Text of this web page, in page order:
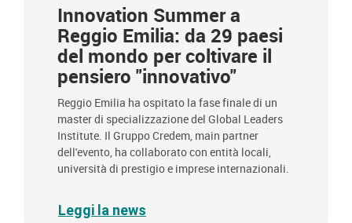
Innovation Summer a
Reggio Emilia: da 29 paesi
del mondo per coltivare il
pensiero "innovativo"
Reggio Emilia ha ospitato la fase finale di un
master di specializzazione del Global Leaders
Institute. Il Gruppo Credem, main partner
dell'evento, ha collaborato con entità locali,
università di prestigio e imprese internazionali.
Leggi la news